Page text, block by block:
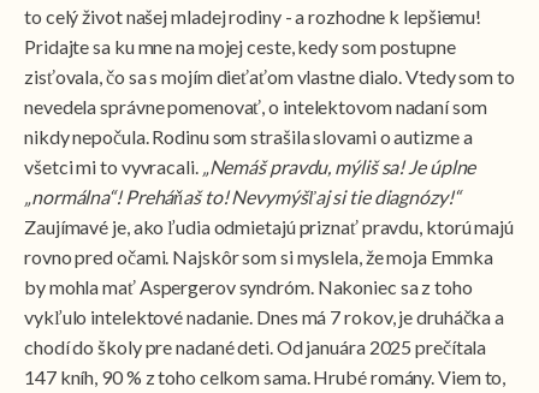
to celý život našej mladej rodiny - a rozhodne k lepšiemu!
Pridajte sa ku mne na mojej ceste, kedy som postupne
zisťovala, čo sa s mojím dieťaťom vlastne dialo. Vtedy som to
nevedela správne pomenovať, o intelektovom nadaní som
nikdy nepočula. Rodinu som strašila slovami o autizme a
všetci mi to vyvracali. „Nemáš pravdu, mýliš sa! Je úplne
„normálna“! Preháňaš to! Nevymýšľaj si tie diagnózy!“
Zaujímavé je, ako ľudia odmietajú priznať pravdu, ktorú majú
rovno pred očami. Najskôr som si myslela, že moja Emmka
by mohla mať Aspergerov syndróm. Nakoniec sa z toho
vykľulo intelektové nadanie. Dnes má 7 rokov, je druháčka a
chodí do školy pre nadané deti. Od januára 2025 prečítala
147 kníh, 90 % z toho celkom sama. Hrubé romány. Viem to,